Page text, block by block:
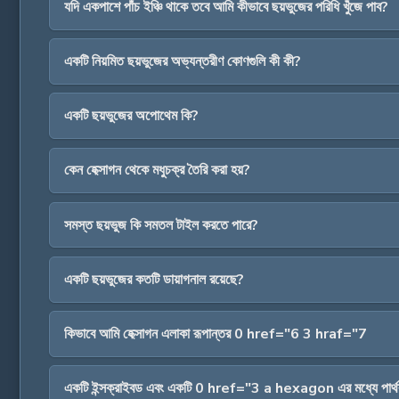
যদি একপাশে পাঁচ ইঞ্চি থাকে তবে আমি কীভাবে ছয়ভুজের পরিধি খুঁজে পাব?
একটি নিয়মিত ছয়ভুজের অভ্যন্তরীণ কোণগুলি কী কী?
একটি ছয়ভুজের অপোথেম কি?
কেন হেক্সাগন থেকে মধুচক্র তৈরি করা হয়?
সমস্ত ছয়ভুজ কি সমতল টাইল করতে পারে?
একটি ছয়ভুজের কতটি ডায়াগনাল রয়েছে?
কিভাবে আমি হেক্সাগন এলাকা রূপান্তর 0 href="6 3 hraf="7
একটি ইন্সক্রাইবড এবং একটি 0 href="3 a hexagon এর মধ্যে